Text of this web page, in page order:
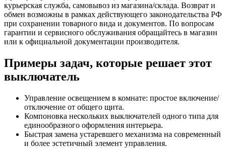
курьерская служба, самовывоз из магазина/склада. Возврат и
обмен возможны в рамках действующего законодательства РФ
при сохранении товарного вида и документов. По вопросам
гарантии и сервисного обслуживания обращайтесь в магазин
или к официальной документации производителя.
Примеры задач, которые решает этот
выключатель
Управление освещением в комнате: простое включение/
отключение от общего щита.
Компоновка нескольких выключателей одного типа для
единообразного оформления интерьера.
Быстрая замена устаревшего механизма на современный
и более эстетичный элемент управления.